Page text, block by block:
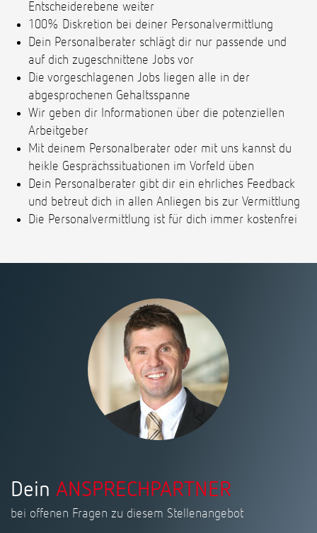
Entscheiderebene weiter
100% Diskretion bei deiner Personalvermittlung
Dein Personalberater schlägt dir nur passende und
auf dich zugeschnittene Jobs vor
Die vorgeschlagenen Jobs liegen alle in der
abgesprochenen Gehaltsspanne
Wir geben dir Informationen über die potenziellen
Arbeitgeber
Mit deinem Personalberater oder mit uns kannst du
heikle Gesprächssituationen im Vorfeld üben
Dein Personalberater gibt dir ein ehrliches Feedback
und betreut dich in allen Anliegen bis zur Vermittlung
Die Personalvermittlung ist für dich immer kostenfrei
Dein ANSPRECHPARTNER
bei offenen Fragen zu diesem Stellenangebot